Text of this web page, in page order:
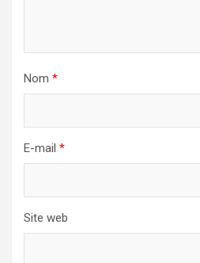
Nom *
E-mail *
Site web